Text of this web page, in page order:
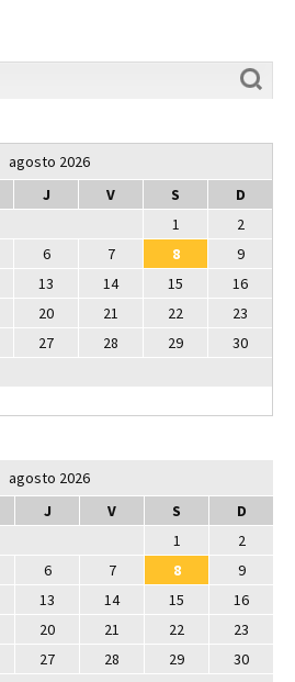
agosto 2026
J V S
D
1
2
6 7 8
9
13 14 15
16
20 21 22
23
27 28 29
30
agosto 2026
J V S
D
1
2
6 7 8
9
13 14 15
16
20 21 22
23
27 28 29
30